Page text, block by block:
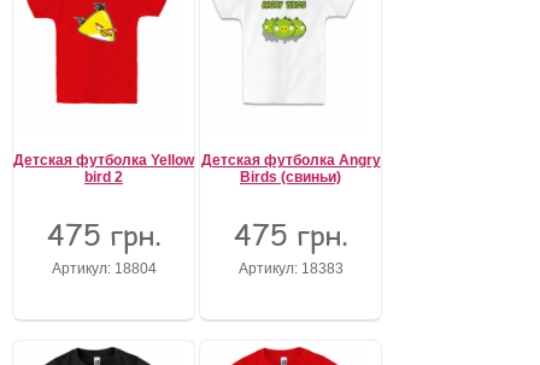
Детская футболка Yellow
bird 2
475 грн.
Артикул: 18804
Детская футболка Angry
Birds (свиньи)
475 грн.
Артикул: 18383